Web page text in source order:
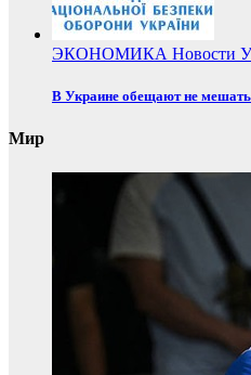
ЭКОНОМИКА Новости
В Украине обещают не мешать
Мир